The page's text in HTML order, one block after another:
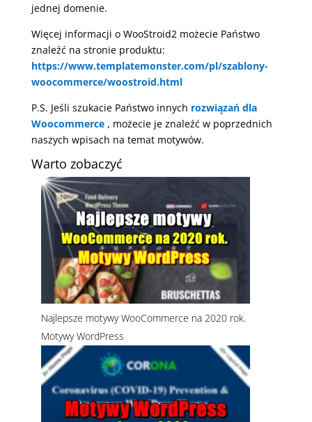
jednej domenie.
Więcej informacji o WooStroid2 możecie Państwo
znaleźć na stronie produktu:
https://www.templatemonster.com/pl/szablony-
woocommerce/woostroid.html
P.S. Jeśli szukacie Państwo innych rozwiązań dla
Woocommerce , możecie je znaleźć w poprzednich
naszych wpisach na temat motywów.
Warto zobaczyć
Najlepsze motywy WooCommerce na 2020 rok.
Motywy WordPress